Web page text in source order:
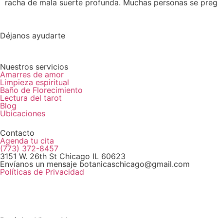
racha de mala suerte profunda. Muchas personas se
Déjanos ayudarte
Nuestros servicios
Amarres de amor
Limpieza espiritual
Baño de Florecimiento
Lectura del tarot
Blog
Ubicaciones
Contacto
Agenda tu cita
(773) 372-8457
3151 W. 26th St Chicago IL 60623
Envíanos un mensaje botanicaschicago@gmail.com
Políticas de Privacidad